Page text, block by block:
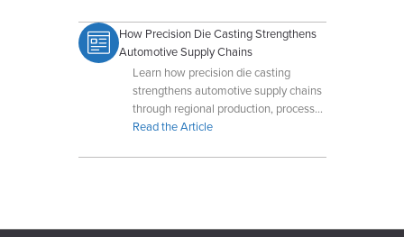
How Precision Die Casting Strengthens
Automotive Supply Chains
Learn how precision die casting
strengthens automotive supply chains
through regional production, process
control, lightweighting, and reduced
Read the Article